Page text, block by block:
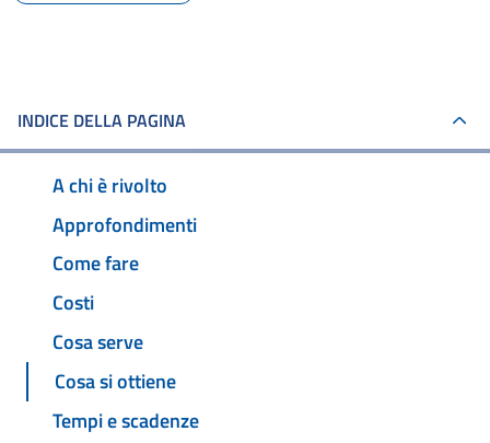
INDICE DELLA PAGINA
A chi è rivolto
Approfondimenti
Come fare
Costi
Cosa serve
Cosa si ottiene
Tempi e scadenze